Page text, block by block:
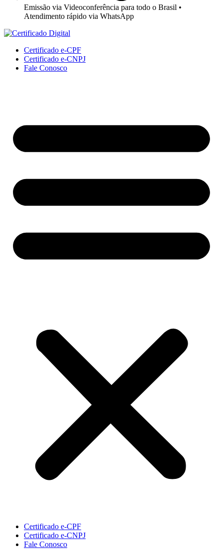
Emissão via Videoconferência para todo o Brasil •
Atendimento rápido via WhatsApp
Certificado e-CPF
Certificado e-CNPJ
Fale Conosco
Certificado e-CPF
Certificado e-CNPJ
Fale Conosco